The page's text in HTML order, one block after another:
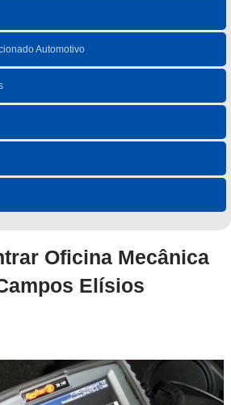
Automotivo
Oficina Mecânica
Elísios